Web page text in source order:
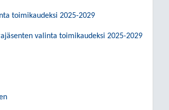
toimikaudeksi 2025-2029
valinta toimikaudeksi 2025-2029